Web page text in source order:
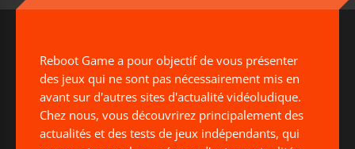
Reboot Game a pour objectif de vous présenter
des jeux qui ne sont pas nécessairement mis en
avant sur d'autres sites d'actualité vidéoludique.
Chez nous, vous découvrirez principalement des
actualités et des tests de jeux indépendants, qui